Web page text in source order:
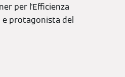
per l'Efficienza
e protagonista del